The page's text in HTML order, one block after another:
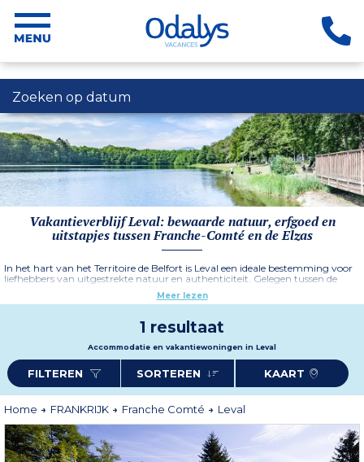
Zoeken op datum
Vakantieverblijf Leval: bewaarde natuur, erfgoed en
uitstapjes tussen Franche-Comté en de Elzas
In het hart van het Territoire de Belfort is Leval een ideale bestemming voor
liefhebbers van uitgestrekte natuur en authenticiteit. Gelegen tussen de
bossen van het Vogezenmassief en groene vlaktes, biedt dit dorp een
perfecte omgeving voor wandelingen en fietstochten. Op enkele kilometers
citadel en de beroemde Leeuw van Bartholdi. Wat streekproducten betreft,
ontdek de lokale smaken door de traditionele markten te verkennen of de
Route des Vins d’Alsace te volgen, waar proeverijen en pittoreske dorpen op
Zomer of winter, Leval betovert door zijn rust en authenticiteit, een
uitnodiging voor een verkwikkend verblijf met familie of vrienden. Kies voor
een Odalys-accommodatie en beleef een unieke ervaring in het hart van de
Franche-Comté.
Meer lezen
1 resultaat
Accommodatie en vakantiewoningen in Leval
FILTEREN SORTEREN KAART
Home FRANKRIJK Franche Comté Leval